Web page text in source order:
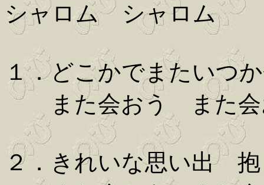
シャロム シャロム
１．どこかでまたいつ
また会おう また会
２．きれいな思い出